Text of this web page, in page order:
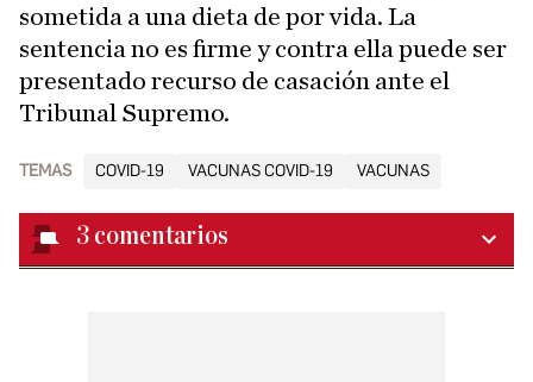
sometida a una dieta de por vida. La
sentencia no es firme y contra ella puede ser
presentado recurso de casación ante el
Tribunal Supremo.
TEMAS COVID-19 VACUNAS COVID-19 VACUNAS
3 comentarios